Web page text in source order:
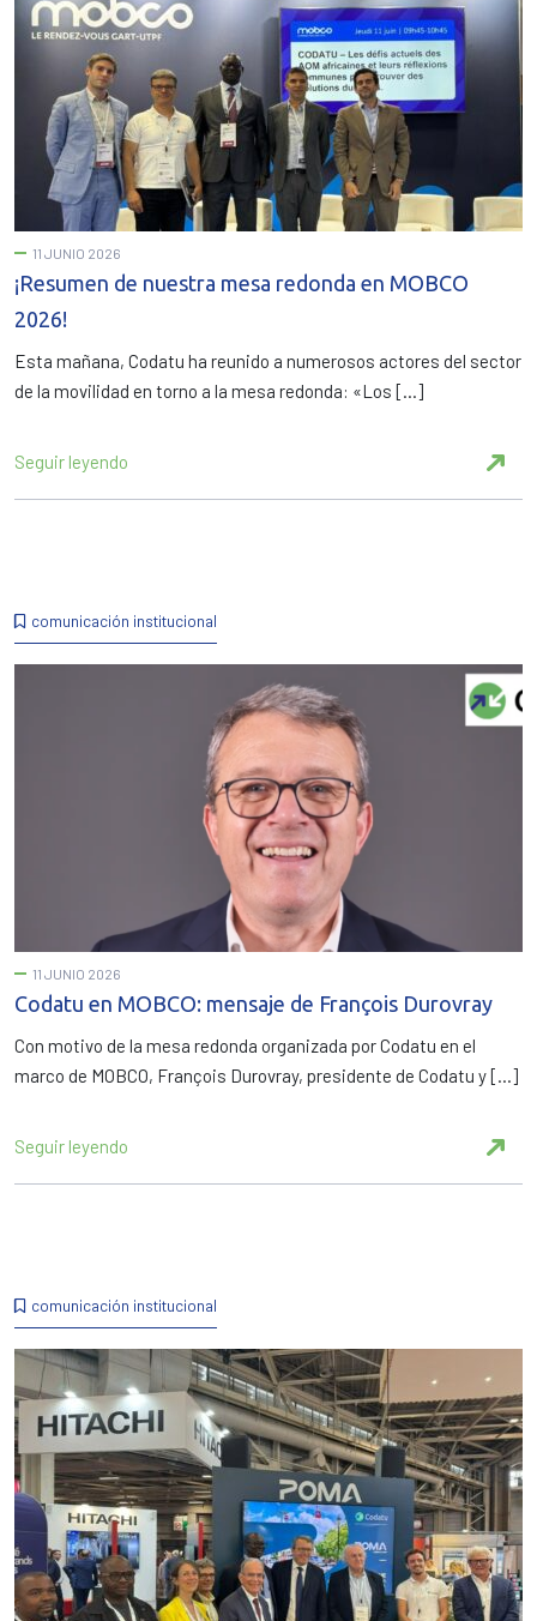
11 JUNIO 2026
¡Resumen de nuestra mesa redonda en MOBCO
2026!
Esta mañana, Codatu ha reunido a numerosos actores del sector
de la movilidad en torno a la mesa redonda: «Los […]
Seguir leyendo
comunicación institucional
11 JUNIO 2026
Codatu en MOBCO: mensaje de François Durovray
Con motivo de la mesa redonda organizada por Codatu en el
marco de MOBCO, François Durovray, presidente de Codatu y […]
Seguir leyendo
comunicación institucional